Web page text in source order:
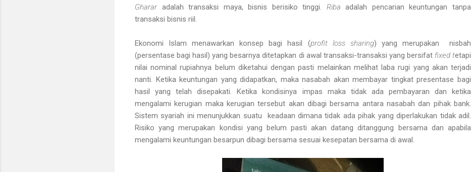
Gharar adalah transaksi maya, bisnis berisiko tinggi. Riba adalah pencarian keuntungan tanpa
transaksi bisnis riil.
Ekonomi Islam menawarkan konsep bagi hasil (profit loss sharing) yang merupakan nisbah
(persentase bagi hasil) yang besarnya ditetapkan di awal transaksi-transaksi yang bersifat fixed tetapi
nilai nominal rupiahnya belum diketahui dengan pasti melainkan melihat laba rugi yang akan terjadi
nanti. Ketika keuntungan yang didapatkan, maka nasabah akan membayar tingkat presentase bagi
hasil yang telah disepakati. Ketika kondisinya impas maka tidak ada pembayaran dan ketika
mengalami kerugian maka kerugian tersebut akan dibagi bersama antara nasabah dan pihak bank.
Sistem syariah ini menunjukkan suatu keadaan dimana tidak ada pihak yang diperlakukan tidak adil.
Risiko yang merupakan kondisi yang belum pasti akan datang ditanggung bersama dan apabila
mengalami keuntungan besarpun dibagi bersama sesuai kesepatan bersama di awal.